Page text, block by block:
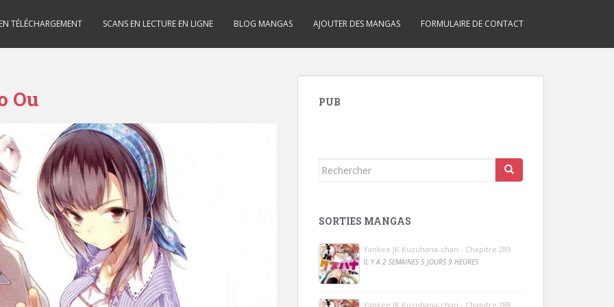
TÉLÉCHARGEMENT SCANS EN LECTURE EN LIGNE BLOG MANGAS AJOUTER DES MANGAS FORMULAIRE DE CONTACT
Ou PUB
Rechercher...
SORTIES MANGAS
Yankee JK Kuzuhana-chan - Chapitre 289
IL Y A 2 SEMAINES 5 JOURS 9 HEURES
Yankee JK Kuzuhana-chan - Chapitre 288